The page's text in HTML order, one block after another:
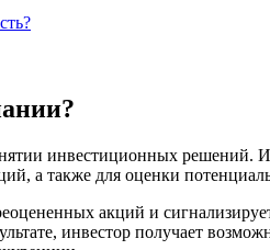
инвестиционных решений.
а также для оценки
акций и
инвестор получает